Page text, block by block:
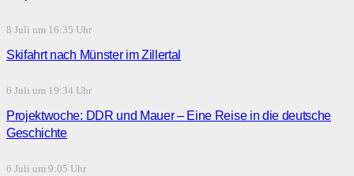
8 Juli um 16:35 Uhr
Skifahrt nach Münster im Zillertal
6 Juli um 19:34 Uhr
Projektwoche: DDR und Mauer – Eine Reise in die deutsche
Geschichte
6 Juli um 9:05 Uhr